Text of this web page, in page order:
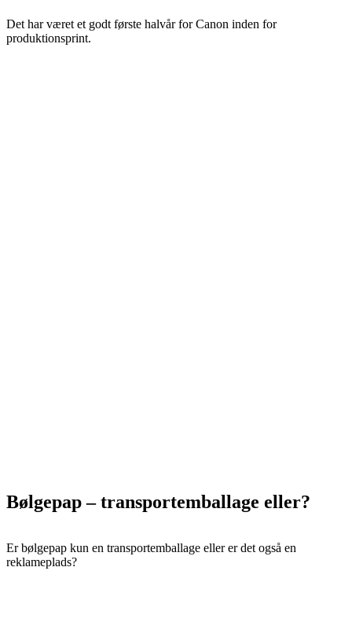
Det har været et godt første halvår for Canon inden for
produktionsprint.
Bølgepap – transportemballage eller?
Er bølgepap kun en transportemballage eller er det også en
reklameplads?